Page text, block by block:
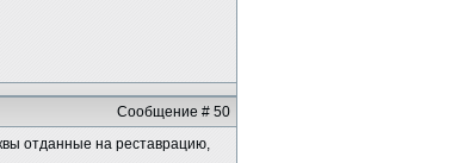
Сообщение # 50
отданные на реставрацию,